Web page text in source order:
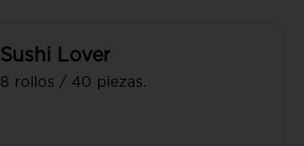
Sushi Lover
8 rollos / 40 piezas.